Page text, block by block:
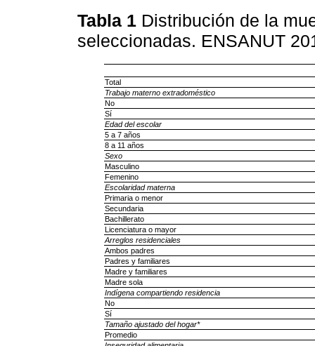
Tabla 1 Distribución de la
seleccionadas. ENSANUT
Total
Trabajo materno extradoméstico
No
Sí
Edad del escolar
5 a 7 años
8 a 11 años
Sexo
Masculino
Femenino
Escolaridad materna
Primaria o menor
Secundaria
Bachillerato
Licenciatura o mayor
Arreglos residenciales
Ambos padres
Padres y familiares
Madre y familiares
Madre sola
Indígena compartiendo residencia
No
Sí
Tamaño ajustado del hogar*
Promedio